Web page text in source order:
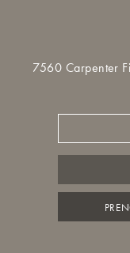
7560 Carpenter